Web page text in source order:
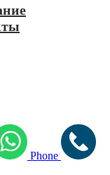
Phone